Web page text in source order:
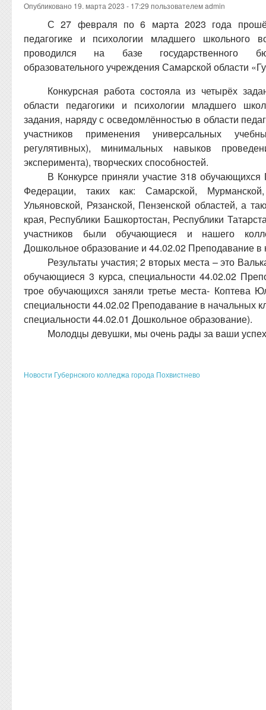
Опубликовано 19. марта 2023 - 17:29 пользователемadmin
С 27 февраля по 6 марта 2023 года
педагогике и психологии младшего школьного
проводился на базе государственного
образовательного учреждения Самарской области
Конкурсная работа состояла из четырёх
области педагогики и психологии младшего
задания, наряду с осведомлённостью в области
участников применения универсальных
регулятивных), минимальных навыков
эксперимента), творческих способностей.
В Конкурсе приняли участие 318
Федерации, таких как: Самарской, Мурманской,
Ульяновской, Рязанской, Пензенской областей, а
края, Республики Башкортостан, Республики
участников были обучающиеся и нашего
Дошкольное образование и 44.02.02 Преподавание в
Результаты участия; 2 вторых места – это
обучающиеся 3 курса, специальности 44.02.02
трое обучающихся заняли третье места- Коптева
специальности 44.02.02 Преподавание в начальных
специальности 44.02.01 Дошкольное образование).
Молодцы девушки, мы очень рады за ваши
Новости Губернского колледжа города Похвистнево